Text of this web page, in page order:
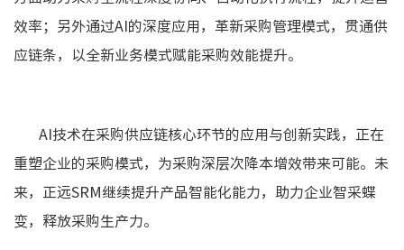
效率；另外通过AI的深度应用，革新采购管理模式，贯通供
应链条，以全新业务模式赋能采购效能提升。
AI技术在采购供应链核心环节的应用与创新实践，正在
重塑企业的采购模式，为采购深层次降本增效带来可能。未
来，正远SRM继续提升产品智能化能力，助力企业智采蝶
变，释放采购生产力。